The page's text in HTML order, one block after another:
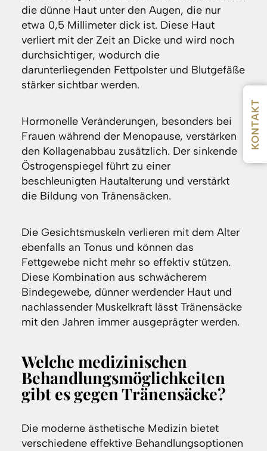
die dünne Haut unter den Augen, die nur
etwa 0,5 Millimeter dick ist. Diese Haut
verliert mit der Zeit an Dicke und wird noch
durchsichtiger, wodurch die
darunterliegenden Fettpolster und Blutgefäße
stärker sichtbar werden.
Hormonelle Veränderungen, besonders bei
Frauen während der Menopause, verstärken
den Kollagenabbau zusätzlich. Der sinkende
Östrogenspiegel führt zu einer
beschleunigten Hautalterung und verstärkt
die Bildung von Tränensäcken.
Die Gesichtsmuskeln verlieren mit dem Alter
ebenfalls an Tonus und können das
Fettgewebe nicht mehr so effektiv stützen.
Diese Kombination aus schwächerem
Bindegewebe, dünner werdender Haut und
nachlassender Muskelkraft lässt Tränensäcke
mit den Jahren immer ausgeprägter werden.
Welche medizinischen
Behandlungsmöglichkeiten
gibt es gegen Tränensäcke?
Die moderne ästhetische Medizin bietet
verschiedene effektive Behandlungsoptionen
KONTAKT